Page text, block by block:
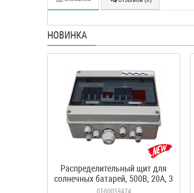
НОВИНКА
Распределительный щит для
солнечных батарей, 500В, 20А, 3
входа, 1 выход, с